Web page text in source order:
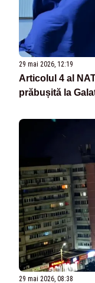
29 mai 2026, 12:19
Articolul 4 al
prăbușită la
29 mai 2026, 08:38